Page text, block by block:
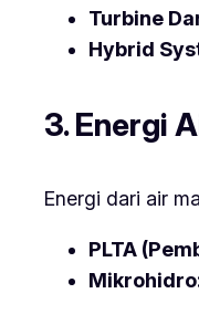
Turbine
Hybrid
3. Energi
Energi dari air
PLTA